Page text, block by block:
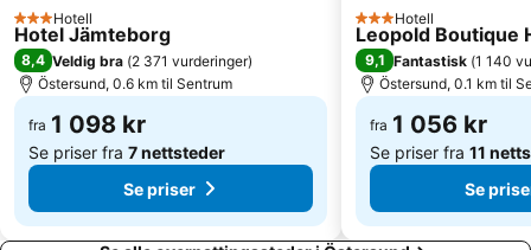
3 Stjerner
Hotell
Hotel Jämteborg
8,4 Veldig bra (2 371 vurderinger)
Östersund, 0.6 km til Sentrum
fra 1 098 kr
Se priser fra 7 nettsteder
Se priser
3 Stjerner
Hotell
Leopold Boutique
9,1 Fantastisk (1 140
Östersund, 0.1 km til
fra 1 056 kr
Se priser fra 11
Se